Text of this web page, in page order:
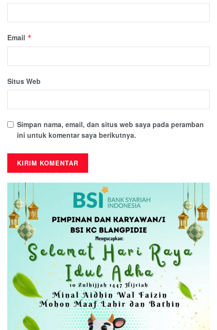
Email *
Situs Web
Simpan nama, email, dan situs web saya pada peramban
ini untuk komentar saya berikutnya.